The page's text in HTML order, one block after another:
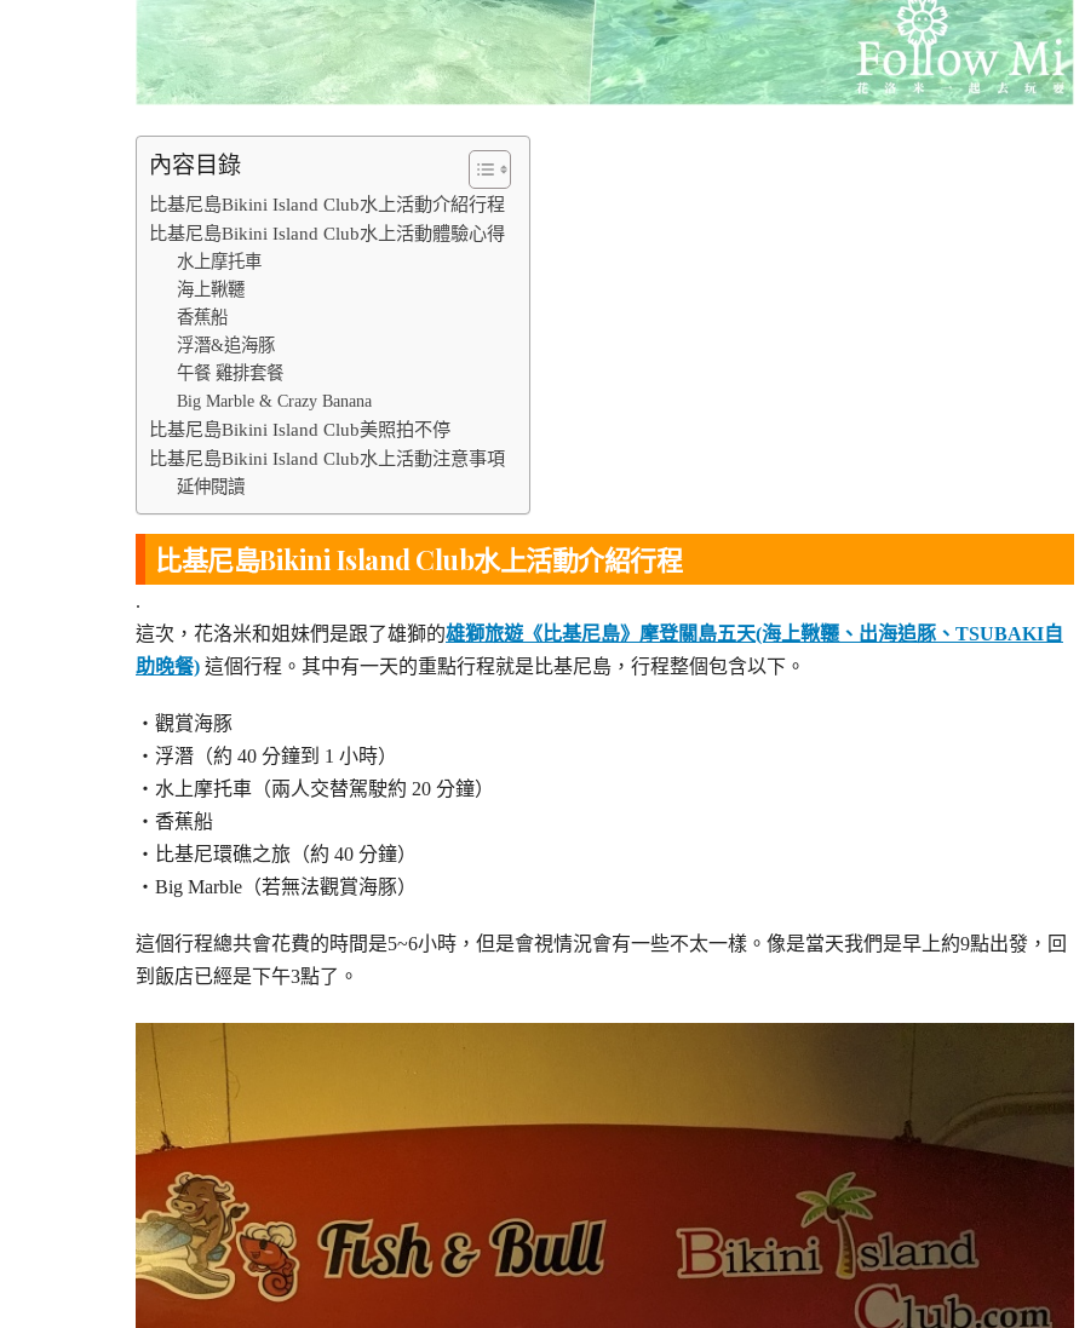
內容目錄
比基尼島Bikini Island Club水上活動介紹行程
比基尼島Bikini Island Club水上活動體驗心得
水上摩托車
海上鞦韆
香蕉船
浮潛&追海豚
午餐 雞排套餐
Big Marble & Crazy Banana
比基尼島Bikini Island Club美照拍不停
比基尼島Bikini Island Club水上活動注意事項
延伸閱讀
比基尼島Bikini Island Club水上活動介紹行程
.
這次，花洛米和姐妹們是跟了雄獅的雄獅旅遊《比基尼島》摩登關島五天(海上鞦韆、出海追豚、TSUBAKI自
助晚餐) 這個行程。其中有一天的重點行程就是比基尼島，行程整個包含以下。
・觀賞海豚
・浮潛（約 40 分鐘到 1 小時）
・水上摩托車（兩人交替駕駛約 20 分鐘）
・香蕉船
・比基尼環礁之旅（約 40 分鐘）
・Big Marble（若無法觀賞海豚）
這個行程總共會花費的時間是5~6小時，但是會視情況會有一些不太一樣。像是當天我們是早上約9點出發，回
到飯店已經是下午3點了。